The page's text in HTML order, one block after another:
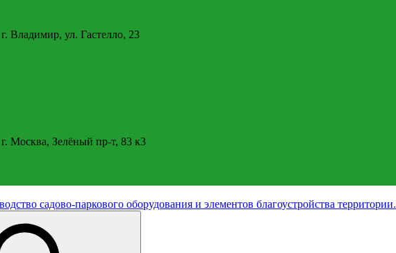
г. Владимир, ул. Гастелло, 23
г. Москва, Зелёный пр-т, 83 к3
садово-паркового оборудования и элементов благоустройства территории.